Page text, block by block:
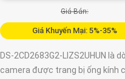
Giá Bán:
Giá Khuyến Mại: 5%-35%
DS-2CD2683G2-LIZS2UHUN là
camera được trang bị ống kính